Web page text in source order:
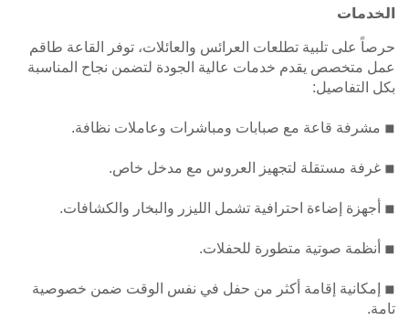
الخدمات
حرصاً على تلبية تطلعات العرائس والعائلات، توفر القاعة طاقم
عمل متخصص يقدم خدمات عالية الجودة لتضمن نجاح المناسبة
بكل التفاصيل:
◾ مشرفة قاعة مع صبابات ومباشرات وعاملات نظافة.
◾ غرفة مستقلة لتجهيز العروس مع مدخل خاص.
◾ أجهزة إضاءة احترافية تشمل الليزر والبخار والكشافات.
◾ أنظمة صوتية متطورة للحفلات.
◾ إمكانية إقامة أكثر من حفل في نفس الوقت ضمن خصوصية
تامة.